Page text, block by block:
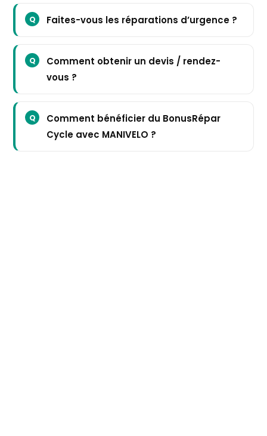
Faites-vous les réparations d’urgence ?
Comment obtenir un devis / rendez-
vous ?
Comment bénéficier du BonusRépar
Cycle avec MANIVELO ?